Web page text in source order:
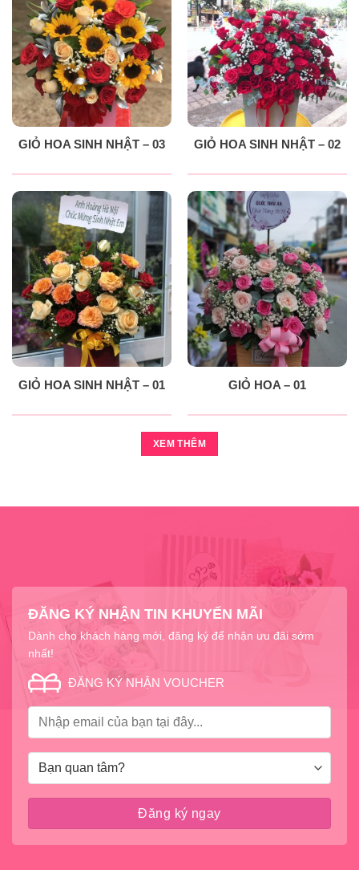
GIỎ HOA SINH NHẬT – 03 GIỎ HOA SINH NHẬT – 02
GIỎ HOA SINH NHẬT – 01 GIỎ HOA – 01
XEM THÊM
ĐĂNG KÝ NHẬN TIN KHUYẾN MÃI
Dành cho khách hàng mới, đăng ký để nhận ưu đãi sớm
nhất!
ĐĂNG KÝ NHẬN VOUCHER